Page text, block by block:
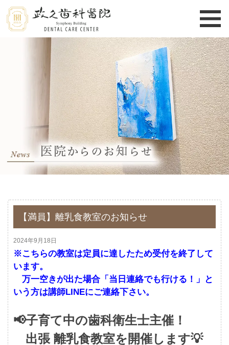
【満員】離乳食教室のお知らせ
2024年9月18日
※こちらの教室は定員に達したため受付を終了して
います。
万一空きが出た場合「当日連絡でも行ける！」と
いう方は講師LINEにご連絡下さい。
📢子育て中の歯科衛生士主催！
出張 離乳食教室を開催します💡